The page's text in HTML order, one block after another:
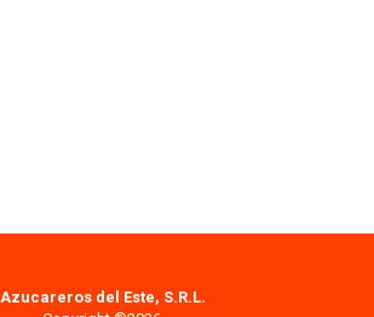
Azucareros del Este, S.R.L.